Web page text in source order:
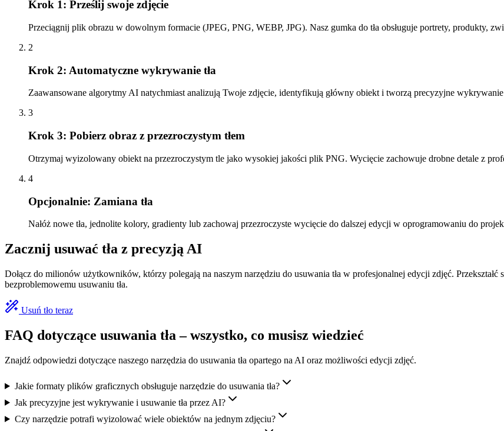
Krok 1: Prześlij swoje zdjęcie
Przeciągnij plik obrazu w dowolnym formacie (JPEG, PNG, WEBP, JPG). Nasz gumka do tła obsługuje portrety, produkty,
2
Krok 2: Automatyczne wykrywanie tła
Zaawansowane algorytmy AI natychmiast analizują Twoje zdjęcie, identyfikują główny obiekt i tworzą precyzyjne
3
Krok 3: Pobierz obraz z przezroczystym tłem
Otrzymaj wyizolowany obiekt na przezroczystym tle jako wysokiej jakości plik PNG. Wycięcie zachowuje drobne detale z
4
Opcjonalnie: Zamiana tła
Nałóż nowe tła, jednolite kolory, gradienty lub zachowaj przezroczyste wycięcie do dalszej edycji w oprogramowaniu do
Zacznij usuwać tła z precyzją AI
Dołącz do milionów użytkowników, którzy polegają na naszym narzędziu do usuwania tła w profesjonalnej edycji zdjęć.
bezproblemowemu usuwaniu tła.
Usuń tło teraz
FAQ dotyczące usuwania tła – wszystko, co musisz wiedzieć
Znajdź odpowiedzi dotyczące naszego narzędzia do usuwania tła opartego na AI oraz możliwości edycji zdjęć.
Jakie formaty plików graficznych obsługuje narzędzie do usuwania tła?
Jak precyzyjne jest wykrywanie i usuwanie tła przez AI?
Czy narzędzie potrafi wyizolować wiele obiektów na jednym zdjęciu?